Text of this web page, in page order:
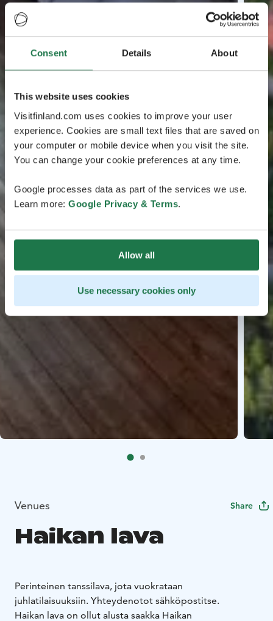
Consent Details About
This website uses cookies
Visitfinland.com uses cookies to improve your user
experience. Cookies are small text files that are saved on
your computer or mobile device when you visit the site.
You can change your cookie preferences at any time.
Google processes data as part of the services we use.
Learn more: Google Privacy & Terms.
Allow all
Use necessary cookies only
Venues Share
Haikan lava
Perinteinen tanssilava, jota vuokrataan
juhlatilaisuuksiin. Yhteydenotot sähköpostitse.
Haikan lava on ollut alusta saakka Haikan